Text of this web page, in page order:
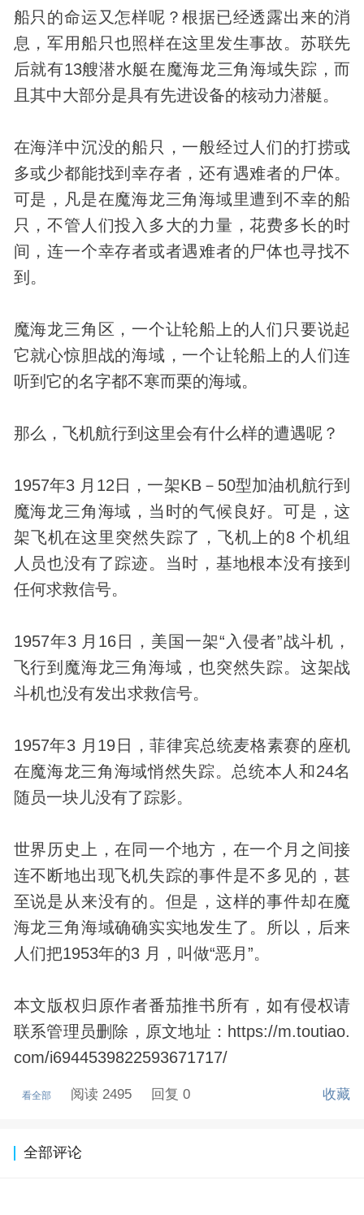
船只的命运又怎样呢？根据已经透露出来的消
息，军用船只也照样在这里发生事故。苏联先
后就有13艘潜水艇在魔海龙三角海域失踪，而
且其中大部分是具有先进设备的核动力潜艇。
在海洋中沉没的船只，一般经过人们的打捞或
多或少都能找到幸存者，还有遇难者的尸体。
可是，凡是在魔海龙三角海域里遭到不幸的船
只，不管人们投入多大的力量，花费多长的时
间，连一个幸存者或者遇难者的尸体也寻找不
到。
魔海龙三角区，一个让轮船上的人们只要说起
它就心惊胆战的海域，一个让轮船上的人们连
听到它的名字都不寒而栗的海域。
那么，飞机航行到这里会有什么样的遭遇呢？
1957年3 月12日，一架KB－50型加油机航行到
魔海龙三角海域，当时的气候良好。可是，这
架飞机在这里突然失踪了，飞机上的8 个机组
人员也没有了踪迹。当时，基地根本没有接到
任何求救信号。
1957年3 月16日，美国一架“入侵者”战斗机，
飞行到魔海龙三角海域，也突然失踪。这架战
斗机也没有发出求救信号。
1957年3 月19日，菲律宾总统麦格素赛的座机
在魔海龙三角海域悄然失踪。总统本人和24名
随员一块儿没有了踪影。
世界历史
上，在同一个地方，在一个月之间接
连不断地出现飞机失踪的事件是不多见的，甚
至说是从来没有的。但是，这样的事件却在魔
海龙三角海域确确实实地发生了。所以，后来
人们把1953年的3 月，叫做“恶月”。
本文版权归原作者番茄推书所有，如有侵权请
联系管理员删除，原文地址：https://m.toutiao.
com/i6944539822593671717/
看全部 阅读 2495 回复 0 收藏
全部评论